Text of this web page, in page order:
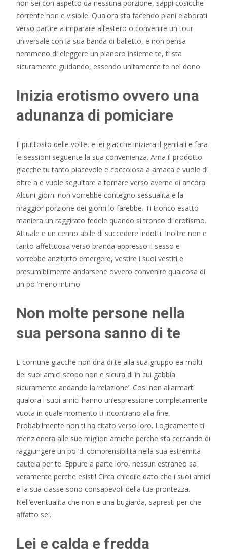
non sei con aspetto da nessuna porzione, sappi cosicche
corrente non e visibile. Qualora sta facendo piani elaborati
verso partire a imparare all’estero o convenire un tour
universale con la sua banda di balletto, e non pensa
nemmeno di eleggere un pianoro insieme te, ti sta
sicuramente guidando, essendo unitamente te nel dono.
Inizia erotismo ovvero una
adunanza di pomiciare
Il piuttosto delle volte, e lei giacche iniziera il genitali e fara
le sessioni seguente la sua convenienza. Ama il prodotto
giacche tu tanto piacevole e coccolosa a amaca e vuole di
oltre a e vuole seguitare a tornare verso averne di ancora.
Alcuni giorni non vorrebbe contegno sessualita e la
maggior porzione dei giorni lo farebbe. Ti tronco esatto
maniera un raggirato fedele quando si tronco di erotismo.
Attuale e un cenno abile di succedere indotti. Inoltre non e
tanto affettuosa verso branda appresso il sesso e
vorrebbe anzitutto emergere, vestire i suoi vestiti e
presumibilmente andarsene ovvero convenire qualcosa di
un po ‘meno intimo.
Non molte persone nella
sua persona sanno di te
E comune giacche non dira di te alla sua gruppo ea molti
dei suoi amici scopo non e sicura di in cui gabbia
sicuramente andando la ‘relazione’. Cosi non allarmarti
qualora i suoi amici hanno un’espressione completamente
vuota in quale momento ti incontrano alla fine.
Probabilmente non ti ha citato verso loro. Logicamente ti
menzionera alle sue migliori amiche perche sta cercando di
raggiungere un po ‘di comprensibilita nella sua estremita
cautela per te. Eppure a parte loro, nessun estraneo sa
veramente perche esisti! Circa chiedile dato che i suoi amici
e la sua classe sono consapevoli della tua prontezza.
Nell’eventualita che non e una bugiarda, sapresti per che
affatto sei.
Lei e calda e fredda